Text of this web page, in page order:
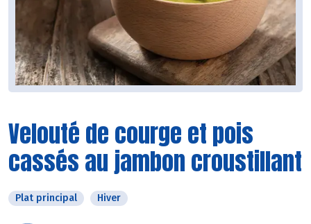
Velouté de courge et pois
cassés au jambon croustillant
Plat principal Hiver